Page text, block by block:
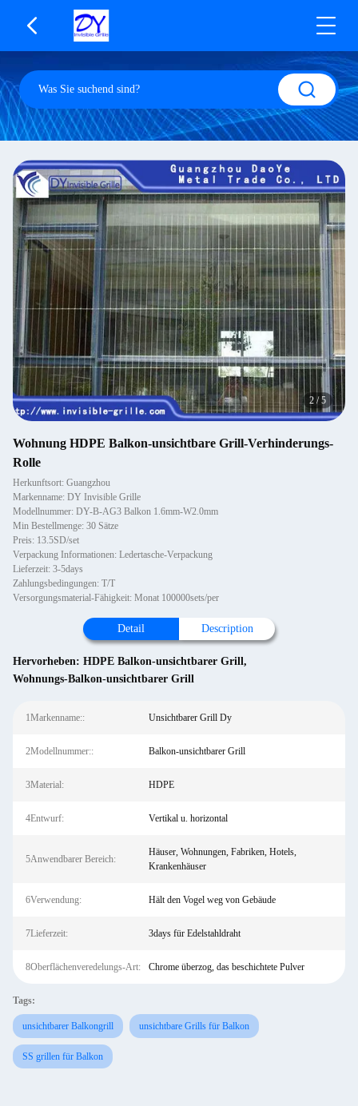
2 /5
Wohnung HDPE Balkon-unsichtbare Grill-Verhinderungs-
Rolle
Herkunftsort: Guangzhou
Markenname: DY Invisible Grille
Modellnummer: DY-B-AG3 Balkon 1.6mm-W2.0mm
Min Bestellmenge: 30 Sätze
Preis: 13.5SD/set
Verpackung Informationen: Ledertasche-Verpackung
Lieferzeit: 3-5days
Zahlungsbedingungen: T/T
Versorgungsmaterial-Fähigkeit: Monat 100000sets/per
Detail Description
Hervorheben: HDPE Balkon-unsichtbarer Grill,
Wohnungs-Balkon-unsichtbarer Grill
1Markenname:: Unsichtbarer Grill Dy
2Modellnummer:: Balkon-unsichtbarer Grill
3Material: HDPE
4Entwurf: Vertikal u. horizontal
5Anwendbarer Bereich:
Häuser, Wohnungen, Fabriken, Hotels,
Krankenhäuser
6Verwendung: Hält den Vogel weg von Gebäude
7Lieferzeit: 3days für Edelstahldraht
8Oberflächenveredelungs-Art: Chrome überzog, das beschichtete Pulver
Tags:
unsichtbarer Balkongrill unsichtbare Grills für Balkon
SS grillen für Balkon